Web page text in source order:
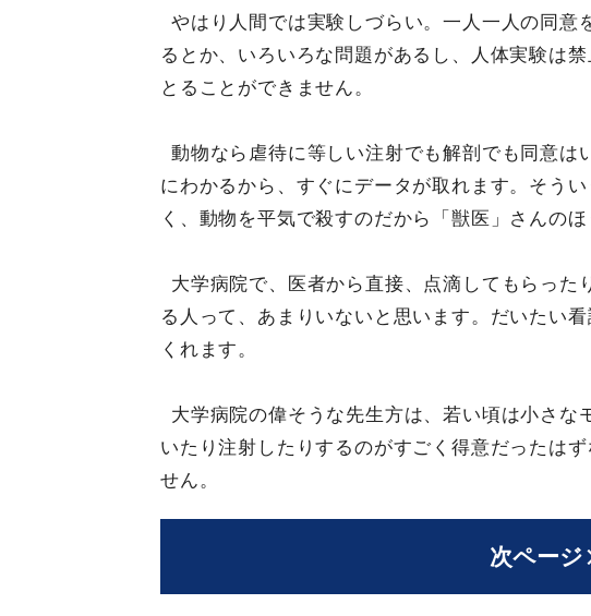
やはり人間では実験しづらい。一人一人の同意
るとか、いろいろな問題があるし、人体実験は
とることができません。
動物なら虐待に等しい注射でも解剖でも同意は
にわかるから、すぐにデータが取れます。そう
く、動物を平気で殺すのだから「獣医」さんのほ
大学病院で、医者から直接、点滴してもらった
る人って、あまりいないと思います。だいたい
くれます。
大学病院の偉そうな先生方は、若い頃は小さな
いたり注射したりするのがすごく得意だったは
せん。
次ページ